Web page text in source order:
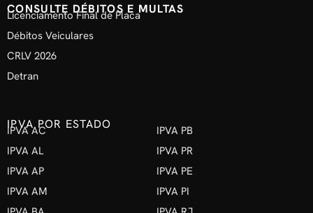
CONSULTE DÉBITOS E MULTAS
Licenciamento Final de Placa
Débitos Veiculares
CRLV 2026
Detran
IPVA POR ESTADO
IPVA AC
IPVA AL
IPVA AP
IPVA AM
IPVA PB
IPVA PR
IPVA PE
IPVA PI